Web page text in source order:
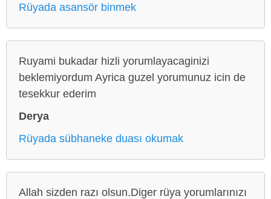
Rüyada asansör binmek
Ruyami bukadar hizli yorumlayacaginizi
beklemiyordum Ayrica guzel yorumunuz icin de
tesekkur ederim
Derya
Rüyada sübhaneke duası okumak
Allah sizden razı olsun.Diger rüya yorumlarınızı